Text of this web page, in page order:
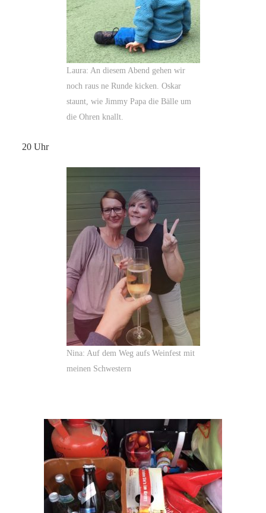
Laura: An diesem Abend gehen wir
noch raus ne Runde kicken. Oskar
staunt, wie Jimmy Papa die Bälle um
die Ohren knallt.
20 Uhr
Nina: Auf dem Weg aufs Weinfest mit
meinen Schwestern